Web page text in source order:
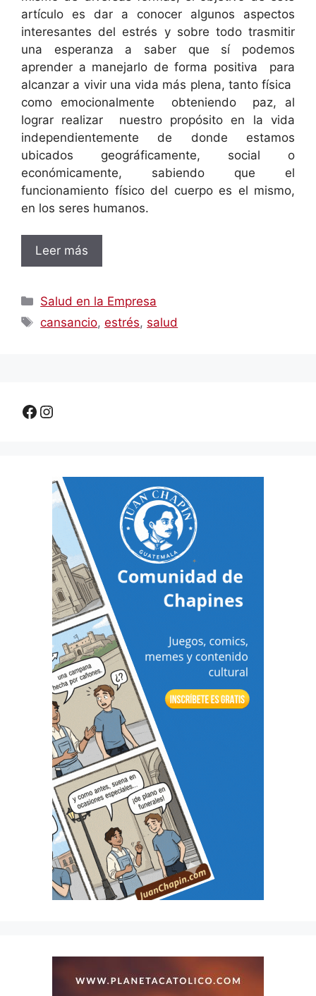
artículo es dar a conocer algunos aspectos
interesantes del estrés y sobre todo trasmitir
una esperanza a saber que sí podemos
aprender a manejarlo de forma positiva para
alcanzar a vivir una vida más plena, tanto física
como emocionalmente obteniendo paz, al
lograr realizar nuestro propósito en la vida
independientemente de donde estamos
ubicados geográficamente, social o
económicamente, sabiendo que el
funcionamiento físico del cuerpo es el mismo,
en los seres humanos.
Leer más
Categorías
Salud en la Empresa
Etiquetas
cansancio,estrés, salud
Facebook
Instagram